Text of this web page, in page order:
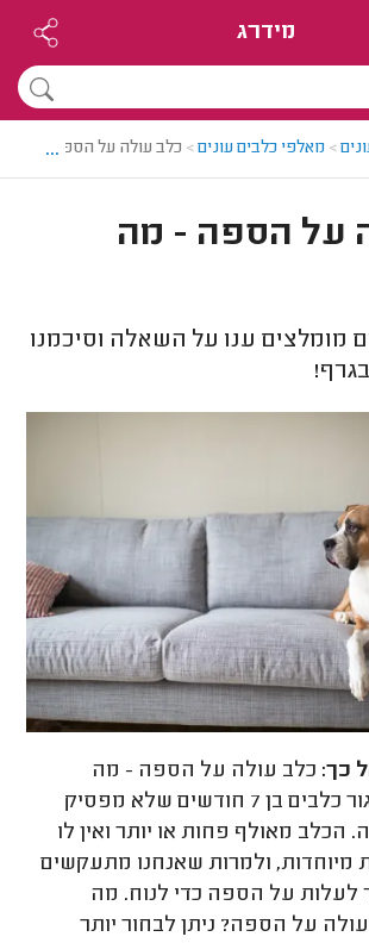
מידרג
> מאלפי כלבים עונים> כלב עולה על הספה - מה
...
על הספה - מה
מומלצים ענו על השאלה וסיכמנו
כך: כלב עולה על הספה - מה
לעשות? יש לנו גור כלבים בן 7 חודשים שלא מפסיק
מאולף פחות או יותר ואין לו
מיוחדות, ולמרות שאנחנו מתעקשים
לעלות על הספה כדי לנוח. מה
על הספה? ניתן לבחור יותר